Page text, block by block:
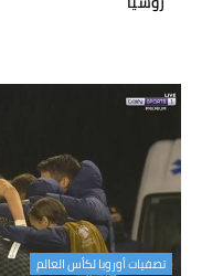
تصفيات أوروبا لكأس العالم